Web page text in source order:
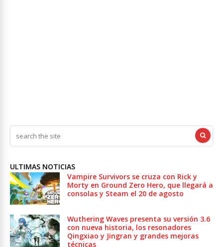
ULTIMAS NOTICIAS
Vampire Survivors se cruza con Rick y
Morty en Ground Zero Hero, que llegará a
consolas y Steam el 20 de agosto
Wuthering Waves presenta su versión 3.6
con nueva historia, los resonadores
Qingxiao y Jingran y grandes mejoras
técnicas